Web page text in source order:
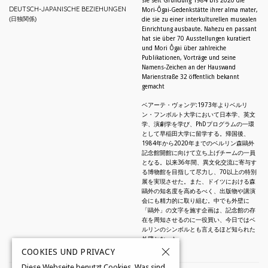
DEUTSCH-JAPANISCHE BEZIEHUNGEN
(日独関係)
Mori-Ôgai-Gedenkstätte ihrer alma mater,
die sie zu einer interkulturellen musealen
Einrichtung ausbaute. Nahezu en passant
hat sie über 70 Ausstellungen kuratiert
und Mori Ôgai über zahlreiche
Publikationen, Vorträge und seine
Namens-Zeichen an der Hauswand
Marienstraße 32 öffentlich bekannt
gemacht
ベアーテ・ヴォンデ:1973年よりベルリ
ン・フンボルト大学において日本学、英文
学、演劇学を学び、PhDプログラムの一環
として早稲田大学に留学する。帰国後、
1984年から2020年までのベルリン森鷗外
記念館開館に向けて立ち上げチームの一員
となる。以来36年間、異文化交流に寄与す
る博物館を目指して尽力し、70以上の特別
展を実現させた。また、ドイツにおける森
鷗外の知名度を高めるべく、出版物や講演
会にも精力的に取り組む。中でも外壁に
「鷗外」の文字を施す企画は、記念館の存
在を周知させるのに一役買い、今日ではベ
ルリンのシンボルとも言えるほど知られた
外壁となった。
COOKIES UND PRIVACY